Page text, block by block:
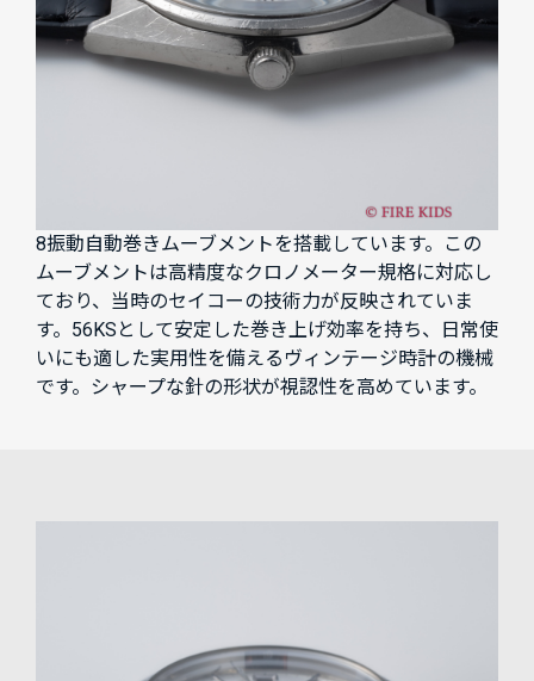
8振動自動巻きムーブメントを搭載しています。この
ムーブメントは高精度なクロノメーター規格に対応し
ており、当時のセイコーの技術力が反映されていま
す。56KSとして安定した巻き上げ効率を持ち、日常使
いにも適した実用性を備えるヴィンテージ時計の機械
です。シャープな針の形状が視認性を高めています。